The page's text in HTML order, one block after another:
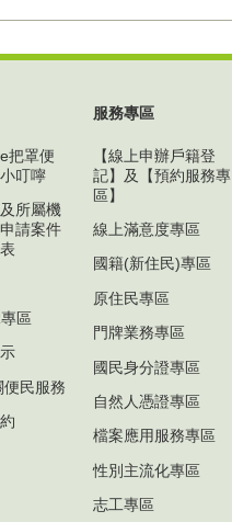
把罩便
叮嚀
所屬機
請案件
區
便民服務
服務專區
【線上申辦戶籍登
記】及【預約服務專
區】
線上滿意度專區
國籍(新住民)專區
原住民專區
門牌業務專區
國民身分證專區
自然人憑證專區
檔案應用服務專區
性別主流化專區
志工專區